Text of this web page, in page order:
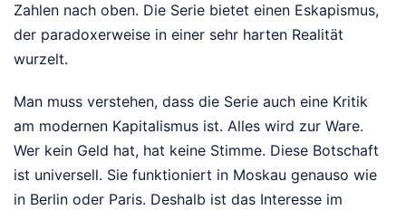
Zahlen nach oben. Die Serie bietet einen Eskapismus,
der paradoxerweise in einer sehr harten Realität
wurzelt.
Man muss verstehen, dass die Serie auch eine Kritik
am modernen Kapitalismus ist. Alles wird zur Ware.
Wer kein Geld hat, hat keine Stimme. Diese Botschaft
ist universell. Sie funktioniert in Moskau genauso wie
in Berlin oder Paris. Deshalb ist das Interesse im